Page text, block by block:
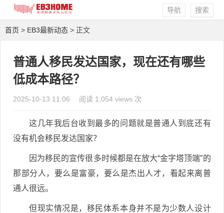
搜索
导航
首页 > EB3最新动态 > 正文
普通人移民发达国家，现在还有哪些
低成本路径？
2025-10-13 11:06 阅读 1,054 views 次
这几年我后台收到最多的问题就是普通人到底还有
没有机会移民发达国家？
因为移民的宣传很多时候都是在放大“金字塔顶端”的
那部分人，要么是富豪，要么是杰出人才，看起来离普
通人很远。
但现实情况是，移民体系本身并不是为少数人设计